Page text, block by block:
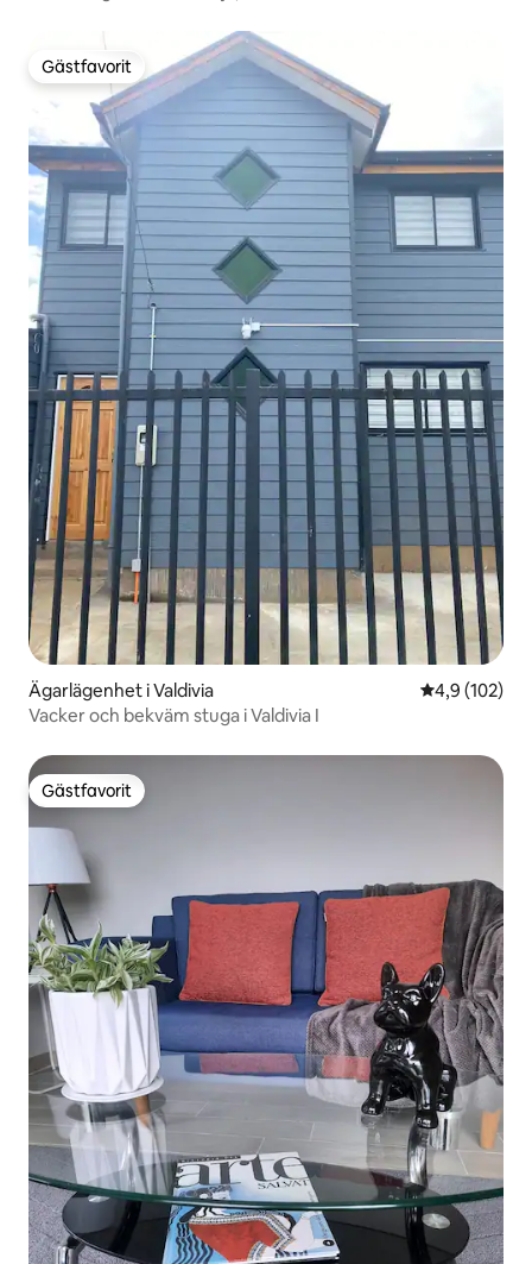
Gästfavorit
Gästfavorit
Ägarlägenhet i Valdivia 4,9 av 5 i
4,9 (102)
Vacker och bekväm stuga i Valdivia I
Gästfavorit
Gästfavorit